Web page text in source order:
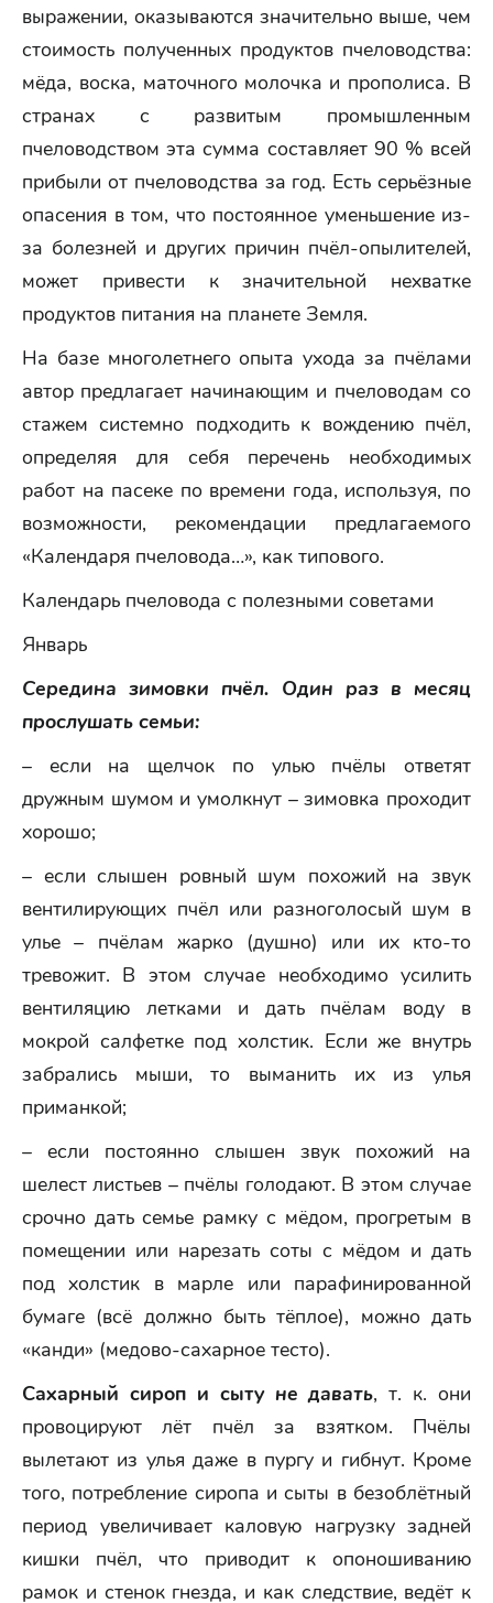
выражении, оказываются значительно выше, чем
стоимость полученных продуктов пчеловодства:
мёда, воска, маточного молочка и прополиса. В
странах с развитым промышленным
пчеловодством эта сумма составляет 90 % всей
прибыли от пчеловодства за год. Есть серьёзные
опасения в том, что постоянное уменьшение из-
за болезней и других причин пчёл-опылителей,
может привести к значительной нехватке
продуктов питания на планете Земля.
На базе многолетнего опыта ухода за пчёлами
автор предлагает начинающим и пчеловодам со
стажем системно подходить к вождению пчёл,
определяя для себя перечень необходимых
работ на пасеке по времени года, используя, по
возможности, рекомендации предлагаемого
«Календаря пчеловода…», как типового.
Календарь пчеловода с полезными советами
Январь
Середина зимовки пчёл. Один раз в месяц
прослушать семьи:
– если на щелчок по улью пчёлы ответят
дружным шумом и умолкнут – зимовка проходит
хорошо;
– если слышен ровный шум похожий на звук
вентилирующих пчёл или разноголосый шум в
улье – пчёлам жарко (душно) или их кто-то
тревожит. В этом случае необходимо усилить
вентиляцию летками и дать пчёлам воду в
мокрой салфетке под холстик. Если же внутрь
забрались мыши, то выманить их из улья
приманкой;
– если постоянно слышен звук похожий на
шелест листьев – пчёлы голодают. В этом случае
срочно дать семье рамку с мёдом, прогретым в
помещении или нарезать соты с мёдом и дать
под холстик в марле или парафинированной
бумаге (всё должно быть тёплое), можно дать
«канди» (медово-сахарное тесто).
Сахарный сироп и сыту не давать, т. к. они
провоцируют лёт пчёл за взятком. Пчёлы
вылетают из улья даже в пургу и гибнут. Кроме
того, потребление сиропа и сыты в безоблётный
период увеличивает каловую нагрузку задней
кишки пчёл, что приводит к опоношиванию
рамок и стенок гнезда, и как следствие, ведёт к